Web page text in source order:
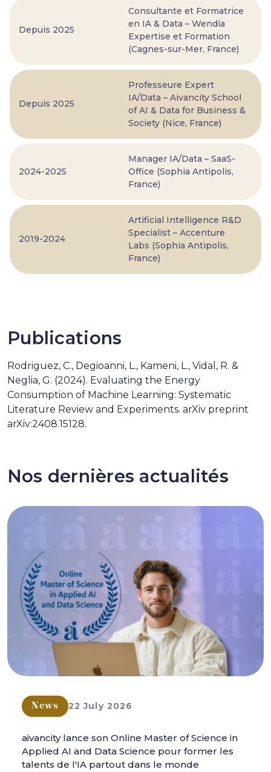
Depuis 2025
Consultante et Formatrice
en IA & Data – Wendia
Expertise et Formation
(Cagnes-sur-Mer, France)
Depuis 2025
Professeure Expert
IA/Data – Aivancity School
of AI & Data for Business &
Society (Nice, France)
2024-2025
Manager IA/Data – SaaS-
Office (Sophia Antipolis,
France)
2019-2024
Artificial Intelligence R&D
Specialist – Accenture
Labs (Sophia Antipolis,
France)
Publications
Rodriguez, C., Degioanni, L., Kameni, L., Vidal, R. &
Neglia, G. (2024). Evaluating the Energy
Consumption of Machine Learning: Systematic
Literature Review and Experiments. arXiv preprint
arXiv:2408.15128.
Nos dernières actualités
News 22 July 2026
aivancity lance son Online Master of Science in
Applied AI and Data Science pour former les
talents de l'IA partout dans le monde